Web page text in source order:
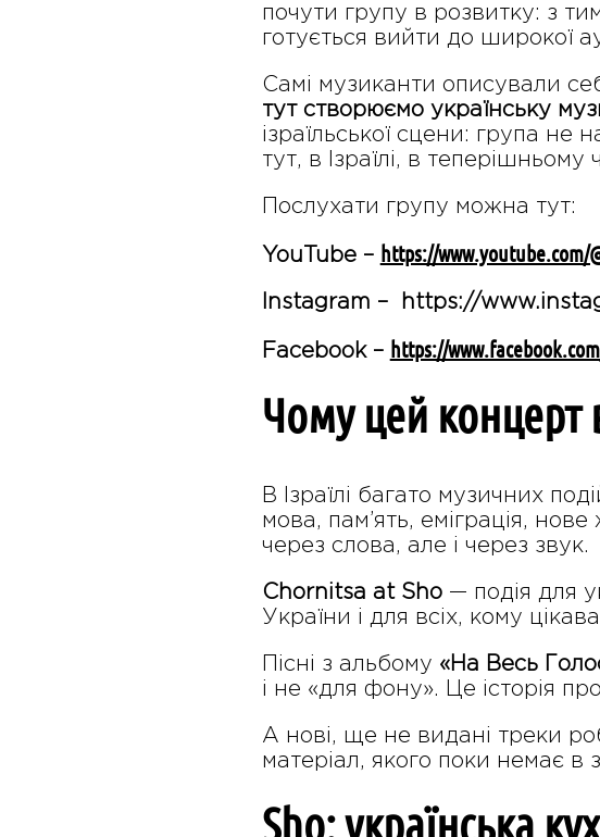
почути групу в розвитку: з
готується вийти до широкої
Самі музиканти описували
тут створюємо українську
ізраїльської сцени: група не
тут, в Ізраїлі, в теперішньому
Послухати групу можна тут:
YouTube – https://www.youtube.com/
Instagram – https://
Facebook – https://
Чому цей концерт
В Ізраїлі багато музичних
мова, пам’ять, еміграція,
через слова, але і через звук.
Chornitsa at Sho— подія для
України і для всіх, кому
Пісні з альбому «На Весь
і не «для фону». Це історія
А нові, ще не видані треки
матеріал, якого поки немає в
Sho: українська